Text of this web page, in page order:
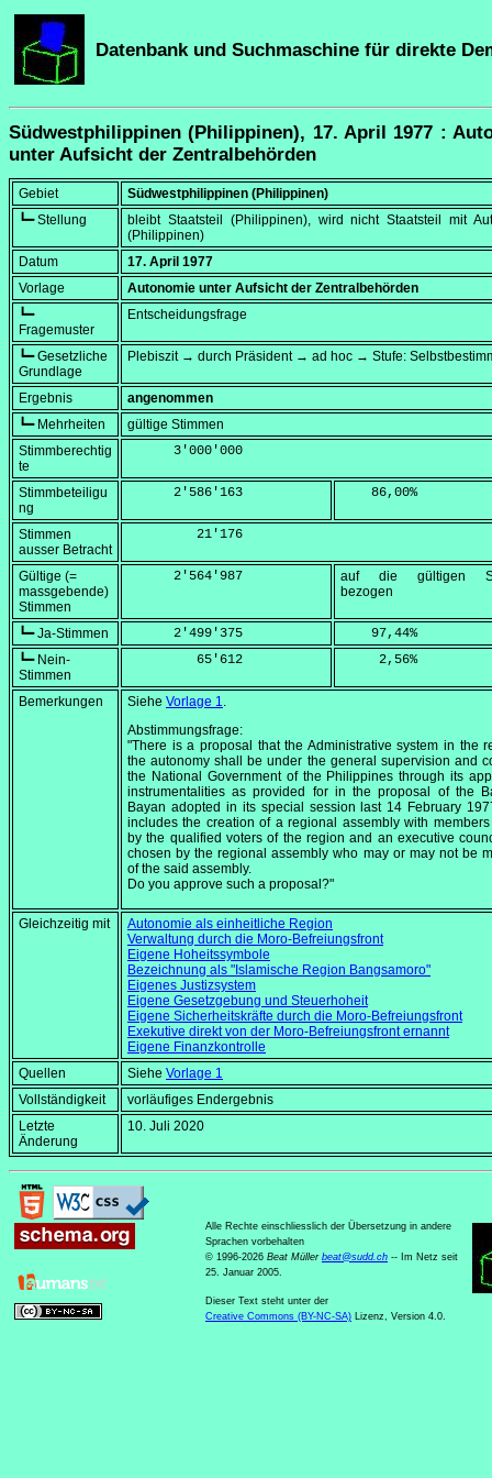
Datenbank und Suchmaschine für direkte
Südwestphilippinen (Philippinen), 17. April 1977 :
unter Aufsicht der Zentralbehörden
Gebiet
Südwestphilippinen (Philippinen)
┗━ Stellung
bleibt Staatsteil (Philippinen), wird nicht Staatsteil mit
(Philippinen)
Datum
17. April 1977
Vorlage
Autonomie unter Aufsicht der Zentralbehörden
┗━
Fragemuster
Entscheidungsfrage
┗━ Gesetzliche
Grundlage
Plebiszit → durch Präsident → ad hoc → Stufe:
Ergebnis
angenommen
┗━ Mehrheiten
gültige Stimmen
Stimmberechtig
te
      3'000'000
Stimmbeteiligu
ng
      2'586'163
    86,00
%
Stimmen
ausser Betracht
         21'176
Gültige (=
massgebende)
Stimmen
      2'564'987
auf die gültigen
bezogen
┗━ Ja-Stimmen
      2'499'375
    97,44
%
┗━ Nein-
Stimmen
         65'612
     2,56
%
Bemerkungen Siehe Vorlage 1.
Abstimmungsfrage:
"There is a proposal that the Administrative system in the
the autonomy shall be under the general supervision and
the National Government of the Philippines through its
instrumentalities as provided for in the proposal of the
Bayan adopted in its special session last 14 February
includes the creation of a regional assembly with
by the qualified voters of the region and an executive
chosen by the regional assembly who may or may not be
of the said assembly.
Do you approve such a proposal?"
Gleichzeitig mit
Autonomie als einheitliche Region
Verwaltung durch die Moro-Befreiungsfront
Eigene Hoheitssymbole
Bezeichnung als "Islamische Region Bangsamoro"
Eigenes Justizsystem
Eigene Gesetzgebung und Steuerhoheit
Eigene Sicherheitskräfte durch die Moro-Befreiungsfront
Exekutive direkt von der Moro-Befreiungsfront ernannt
Eigene Finanzkontrolle
Quellen
Siehe Vorlage 1
Vollständigkeit
vorläufiges Endergebnis
Letzte
Änderung
10. Juli 2020
Alle Rechte einschliesslich der Übersetzung in andere
Sprachen vorbehalten
© 1996-2026 Beat Müller beat@sudd.ch -- Im Netz seit
25. Januar 2005.
Dieser Text steht unter der
Creative Commons (BY-NC-SA) Lizenz, Version 4.0.